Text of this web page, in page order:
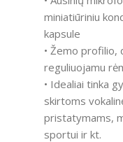
miniatiūriniu
kapsule
• Žemo profilio,
reguliuojamu
• Idealiai tinka
skirtoms
pristatymams,
sportui ir kt.